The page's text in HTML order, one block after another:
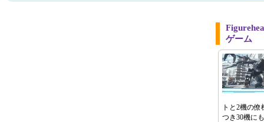
ゲーム
トと2機の
つき30機に